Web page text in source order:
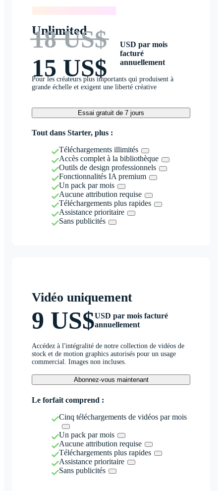
Unlimited
18 US$
15 US$
USD par mois
facturé
annuellement
Pour les créateurs plus importants qui produisent à
grande échelle et exigent une liberté créative
Essai gratuit de 7 jours
Tout dans Starter, plus :
Téléchargements illimités
Accès complet à la bibliothèque
Outils de design professionnels
Fonctionnalités IA premium
Un pack par mois
Aucune attribution requise
Téléchargements plus rapides
Assistance prioritaire
Sans publicités
Vidéo uniquement
9 US$USD par mois facturé
annuellement
Accédez à l'intégralité de notre collection de vidéos de
stock et de motion graphics autorisés pour un usage
commercial. Images non incluses.
Abonnez-vous maintenant
Le forfait comprend :
Cinq téléchargements de vidéos par mois
Un pack par mois
Aucune attribution requise
Téléchargements plus rapides
Assistance prioritaire
Sans publicités